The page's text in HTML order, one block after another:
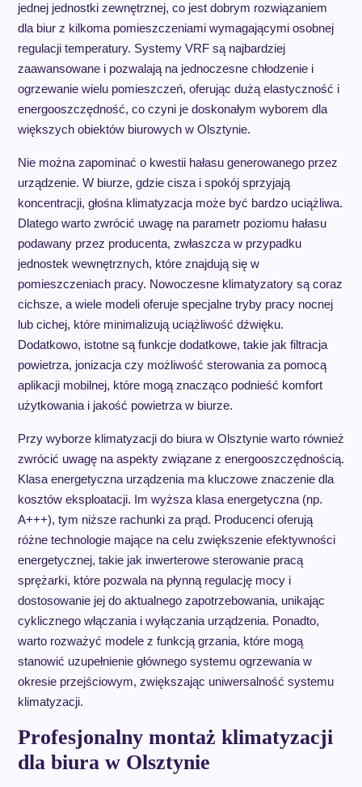
jednej jednostki zewnętrznej, co jest dobrym rozwiązaniem
dla biur z kilkoma pomieszczeniami wymagającymi osobnej
regulacji temperatury. Systemy VRF są najbardziej
zaawansowane i pozwalają na jednoczesne chłodzenie i
ogrzewanie wielu pomieszczeń, oferując dużą elastyczność i
energooszczędność, co czyni je doskonałym wyborem dla
większych obiektów biurowych w Olsztynie.
Nie można zapominać o kwestii hałasu generowanego przez
urządzenie. W biurze, gdzie cisza i spokój sprzyjają
koncentracji, głośna klimatyzacja może być bardzo uciążliwa.
Dlatego warto zwrócić uwagę na parametr poziomu hałasu
podawany przez producenta, zwłaszcza w przypadku
jednostek wewnętrznych, które znajdują się w
pomieszczeniach pracy. Nowoczesne klimatyzatory są coraz
cichsze, a wiele modeli oferuje specjalne tryby pracy nocnej
lub cichej, które minimalizują uciążliwość dźwięku.
Dodatkowo, istotne są funkcje dodatkowe, takie jak filtracja
powietrza, jonizacja czy możliwość sterowania za pomocą
aplikacji mobilnej, które mogą znacząco podnieść komfort
użytkowania i jakość powietrza w biurze.
Przy wyborze klimatyzacji do biura w Olsztynie warto również
zwrócić uwagę na aspekty związane z energooszczędnością.
Klasa energetyczna urządzenia ma kluczowe znaczenie dla
kosztów eksploatacji. Im wyższa klasa energetyczna (np.
A+++), tym niższe rachunki za prąd. Producenci oferują
różne technologie mające na celu zwiększenie efektywności
energetycznej, takie jak inwerterowe sterowanie pracą
sprężarki, które pozwala na płynną regulację mocy i
dostosowanie jej do aktualnego zapotrzebowania, unikając
cyklicznego włączania i wyłączania urządzenia. Ponadto,
warto rozważyć modele z funkcją grzania, które mogą
stanowić uzupełnienie głównego systemu ogrzewania w
okresie przejściowym, zwiększając uniwersalność systemu
klimatyzacji.
Profesjonalny montaż klimatyzacji
dla biura w Olsztynie